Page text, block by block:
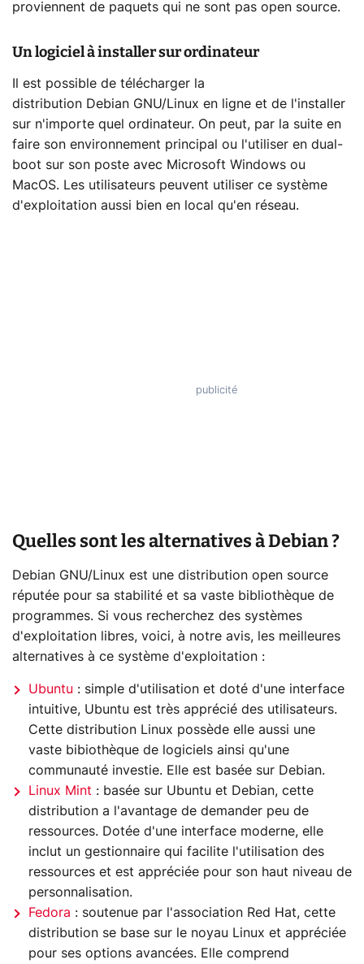
proviennent de paquets qui ne sont pas open source.
Un logiciel à installer sur ordinateur
Il est possible de télécharger la
distribution Debian GNU/Linux en ligne et de l'installer
sur n'importe quel ordinateur. On peut, par la suite en
faire son environnement principal ou l'utiliser en dual-
boot sur son poste avec Microsoft Windows ou
MacOS. Les utilisateurs peuvent utiliser ce système
d'exploitation aussi bien en local qu'en réseau.
Quelles sont les alternatives à Debian ?
Debian GNU/Linux est une distribution open source
réputée pour sa stabilité et sa vaste bibliothèque de
programmes. Si vous recherchez des systèmes
d'exploitation libres, voici, à notre avis, les meilleures
alternatives à ce système d'exploitation :
Ubuntu : simple d'utilisation et doté d'une interface
intuitive, Ubuntu est très apprécié des utilisateurs.
Cette distribution Linux possède elle aussi une
vaste bibiothèque de logiciels ainsi qu'une
communauté investie. Elle est basée sur Debian.
Linux Mint : basée sur Ubuntu et Debian, cette
distribution a l'avantage de demander peu de
ressources. Dotée d'une interface moderne, elle
inclut un gestionnaire qui facilite l'utilisation des
ressources et est appréciée pour son haut niveau de
personnalisation.
Fedora : soutenue par l'association Red Hat, cette
distribution se base sur le noyau Linux et appréciée
pour ses options avancées. Elle comprend